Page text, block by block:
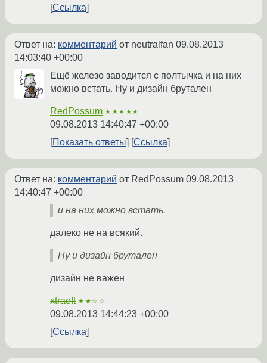
Ссылка
Ответ на: комментарий от neutralfan 09.08.2013
14:03:40 +00:00
Ещё железо заводится с полтычка и на них
можно встать. Ну и дизайн брутален
RedPossum ★★★★★
09.08.2013 14:40:47 +00:00
Показать ответы
Ссылка
Ответ на: комментарий от RedPossum 09.08.2013
14:40:47 +00:00
и на них можно встать.
далеко не на всякий.
Ну и дизайн брутален
дизайн не важен
xtraeft ★★☆☆
09.08.2013 14:44:23 +00:00
Ссылка